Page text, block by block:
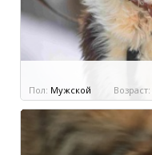
Пол: Мужской Возраст: